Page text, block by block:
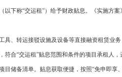
下称“交运租”）给予财政贴息。《实施方
具、转运接驳设施及设备等直接融资租赁业
合“交运租”贴息范围和条件的项目承租人，
目储备清单。贴息获取便捷，按照“免申即享